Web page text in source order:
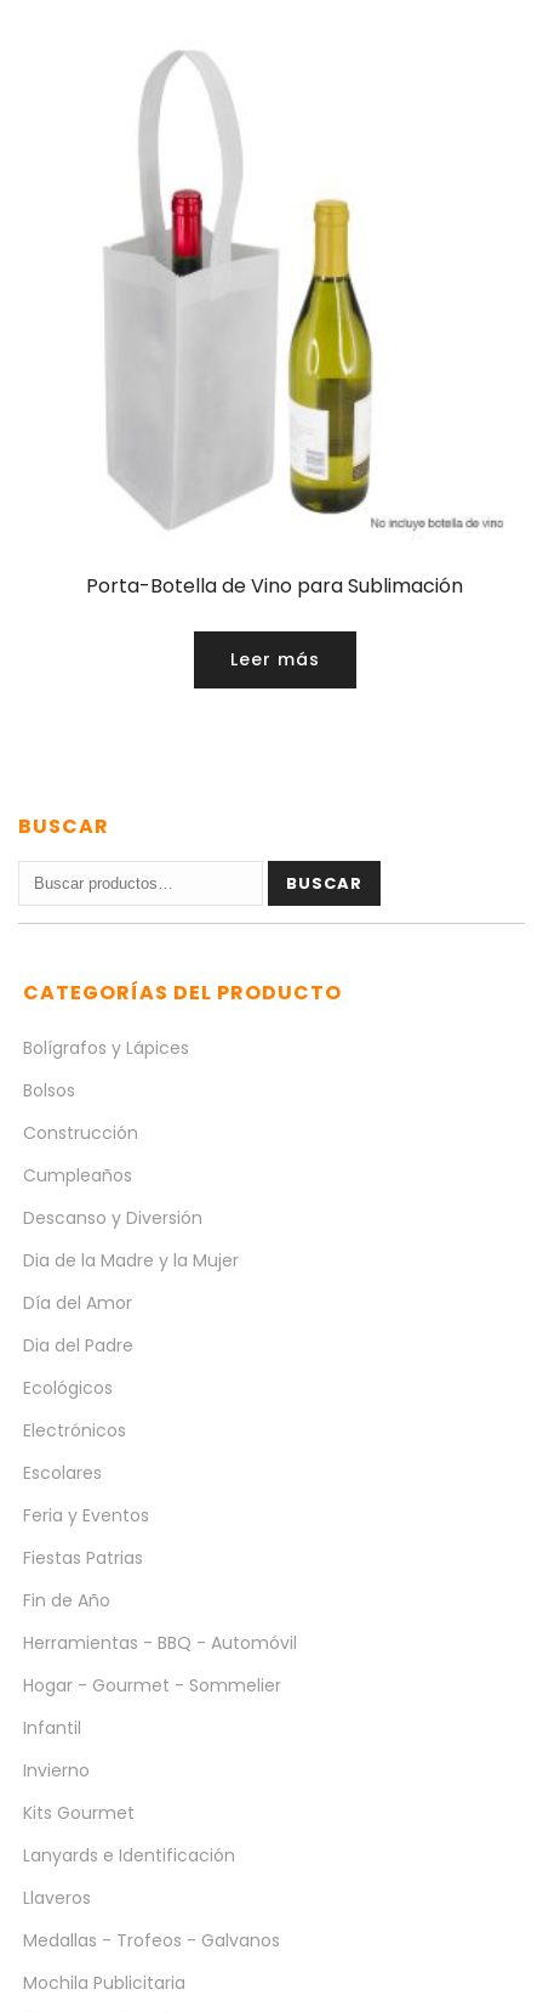
Porta-Botella de Vino para Sublimación
Leer más
BUSCAR
Buscar
por:
BUSCAR
CATEGORÍAS DEL PRODUCTO
Bolígrafos y Lápices
Bolsos
Construcción
Cumpleaños
Descanso y Diversión
Dia de la Madre y la Mujer
Día del Amor
Dia del Padre
Ecológicos
Electrónicos
Escolares
Feria y Eventos
Fiestas Patrias
Fin de Año
Herramientas - BBQ - Automóvil
Hogar - Gourmet - Sommelier
Infantil
Invierno
Kits Gourmet
Lanyards e Identificación
Llaveros
Medallas - Trofeos - Galvanos
Mochila Publicitaria